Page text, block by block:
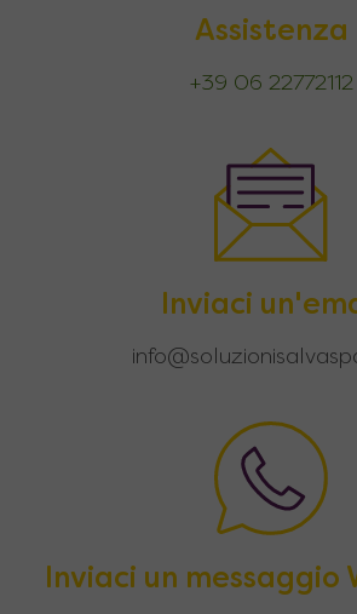
Assistenza
+39 06 22772112
Inviaci
Inviaci un messaggio